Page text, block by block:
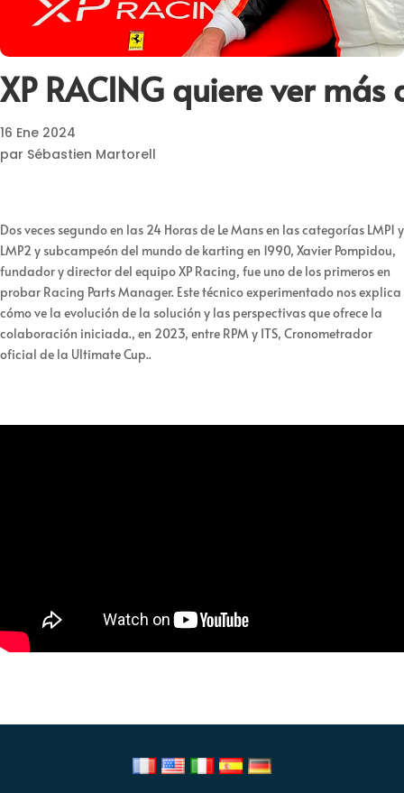
XP RACING quiere ver más
16 Ene 2024
par Sébastien Martorell
Dos veces segundo en las 24 Horas de Le Mans en las categorías LMP1 y
LMP2 y subcampeón del mundo de karting en 1990, Xavier Pompidou,
fundador y director del equipo XP Racing, fue uno de los primeros en
probar Racing Parts Manager. Este técnico experimentado nos explica
cómo ve la evolución de la solución y las perspectivas que ofrece la
colaboración iniciada., en 2023, entre RPM y ITS, Cronometrador
oficial de la Ultimate Cup..